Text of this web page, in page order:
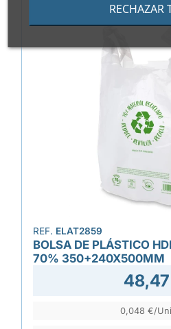
RECHAZAR
REF. ELAT2859
BOLSA DE PLÁSTICO
70% 350+240X500MM
0,048 €/